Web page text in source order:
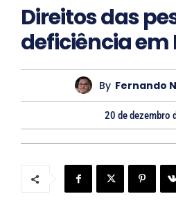
Direitos das
deficiência
By Fernando
20 de dezembro